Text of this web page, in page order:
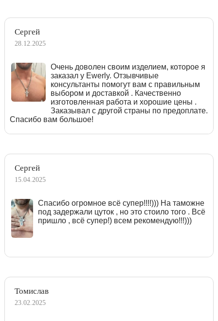
Сергей
28.12.2025
Очень доволен своим изделием, которое я
заказал у Ewerly. Отзывчивые
консультанты помогут вам с правильным
выбором и доставкой . Качественно
изготовленная работа и хорошие цены .
Заказывал с другой страны по предоплате.
Спасибо вам большое!
Сергей
15.04.2025
Спасибо огромное всё супер!!!!))) На таможне
под задержали цуток , но это стоило того . Всё
пришло , всё супер!) всем рекомендую!!!)))
Томислав
23.02.2025